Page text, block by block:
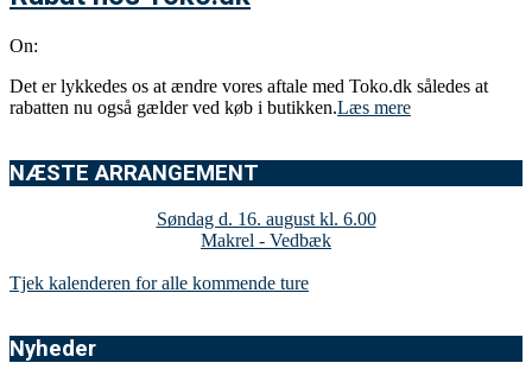
On:
Det er lykkedes os at ændre vores aftale med Toko.dk således at
rabatten nu også gælder ved køb i butikken.Læs mere
NÆSTE ARRANGEMENT
Søndag d. 16. august kl. 6.00
Makrel - Vedbæk
Tjek kalenderen for alle kommende ture
Nyheder